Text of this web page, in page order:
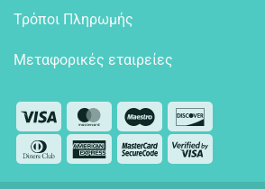
Τρόποι Πληρωμής
Μεταφορικές εταιρείες
Visa MasterCardMaestro
Dinners
Club
American
Express
MasterCard
2
Visa
2